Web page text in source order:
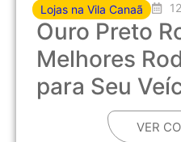
Lojas na Vila Canaã
Ouro Preto
Melhores
para Seu
VER